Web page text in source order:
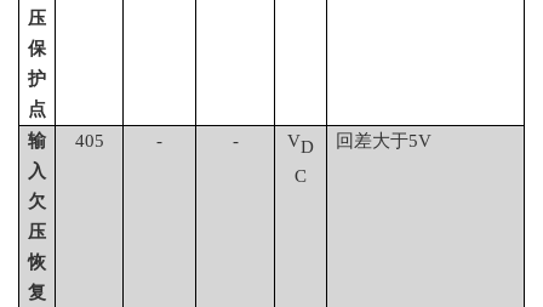
压
保
护
点
输
入
欠
压
恢
复
405 - - VD
C
回差大于5V